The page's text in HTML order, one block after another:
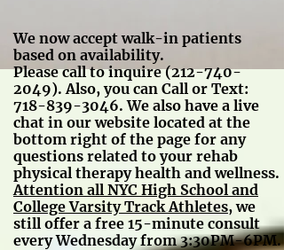
We now accept walk-in patients
based on availability.
Please call to inquire(212-740-
2049). Also, you can Call or Text:
718-839-3046. We also have a live
chat in our website located at the
bottom right of the page for any
questions related to your rehab
physical therapy health and wellness.
Attention all NYC High School and
College Varsity Track Athletes, we
still offer a free 15-minute consult
every Wednesday from 3:30PM-6PM.